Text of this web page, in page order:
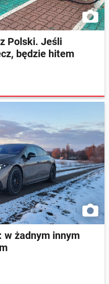
Polski. Jeśli
będzie hitem
w żadnym innym